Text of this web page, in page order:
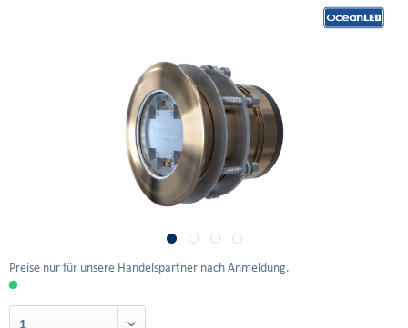
Preise nur für unsere Handelspartner nach Anmeldung.